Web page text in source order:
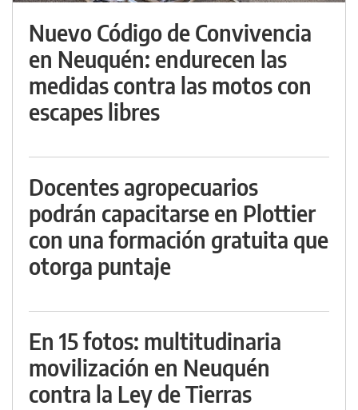
Nuevo Código de Convivencia
en Neuquén: endurecen las
medidas contra las motos con
escapes libres
Docentes agropecuarios
podrán capacitarse en Plottier
con una formación gratuita que
otorga puntaje
En 15 fotos: multitudinaria
movilización en Neuquén
contra la Ley de Tierras